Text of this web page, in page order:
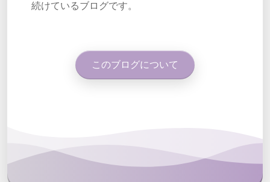
続けているブログです。
このブログについて